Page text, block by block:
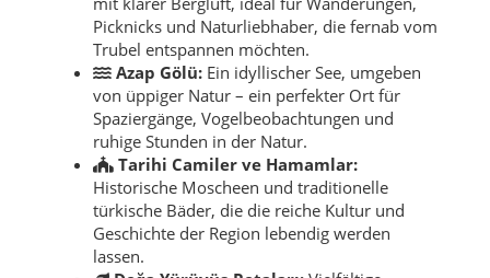
Picknicks und Naturliebhaber, die fernab vom
Trubel entspannen möchten.
Azap Gölü: Ein idyllischer See, umgeben
von üppiger Natur – ein perfekter Ort für
Spaziergänge, Vogelbeobachtungen und
ruhige Stunden in der Natur.
Tarihi Camiler ve Hamamlar:
Historische Moscheen und traditionelle
türkische Bäder, die die reiche Kultur und
Geschichte der Region lebendig werden
lassen.